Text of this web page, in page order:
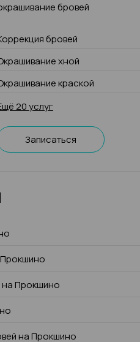
бровей
бровей
хной
краской
20 услуг
Записаться
на Прокшино
на Прокшино